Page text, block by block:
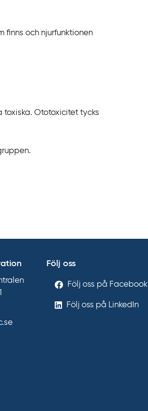
finns och njurfunktionen
Ototoxicitet tycks
Följ oss
Följ oss på Facebook
Följ oss på LinkedIn